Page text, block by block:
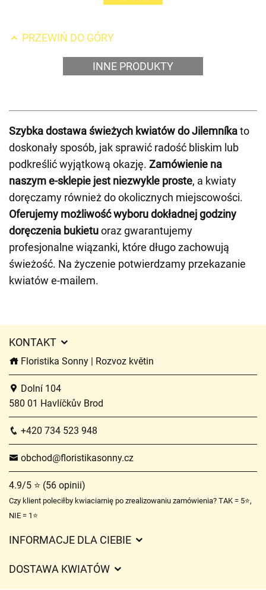
PRZEWIŃ DO GÓRY
INNE PRODUKTY
Szybka dostawa świeżych kwiatów do Jilemníkato
doskonały sposób, jak sprawić radość bliskim lub
podkreślić wyjątkową okazję. Zamówienie na
naszym e-sklepie jest niezwykle proste, a kwiaty
doręczamy również do okolicznych miejscowości.
Oferujemy możliwość wyboru dokładnej godziny
doręczenia bukietuoraz gwarantujemy
profesjonalne wiązanki, które długo zachowują
świeżość. Na życzenie potwierdzamy przekazanie
kwiatów e-mailem.
KONTAKT
Floristika Sonny | Rozvoz květin
Dolní 104
580 01 Havlíčkův Brod
+420 734 523 948
obchod@floristikasonny.cz
4.9/5 ⭐ (56 opinii)
Czy klient poleciłby kwiaciarnię po zrealizowaniu zamówienia? TAK = 5⭐,
NIE = 1⭐
INFORMACJE DLA CIEBIE
DOSTAWA KWIATÓW